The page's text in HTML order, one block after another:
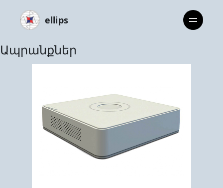
ellips
Ապրանքներ